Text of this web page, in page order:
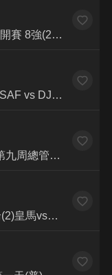
2025-26司諾克賽季 英格蘭公開賽 8強(2) SEL vs PAG(普)
2026溫布頓網球錦標賽 16強 SAF vs DJO(普)
LIVE2026企業女子壘球聯賽第九周總管家石虎 vs 臺北臺產熊讚1430-1700
2025-26歐洲籃球聯賽 第31輪(2)皇馬vs瓦倫西亞(普)